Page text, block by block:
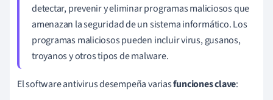
detectar, prevenir y eliminar programas maliciosos que
amenazan la seguridad de un sistema informático. Los
programas maliciosos pueden incluir virus, gusanos,
troyanos y otros tipos de malware.
El software antivirus desempeña variasfunciones clave: